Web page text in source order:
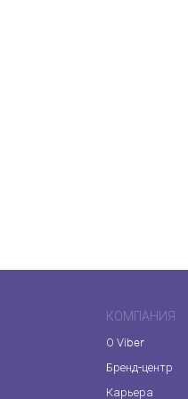
КОМПАНИЯ
О Viber
Бренд-центр
Карьера